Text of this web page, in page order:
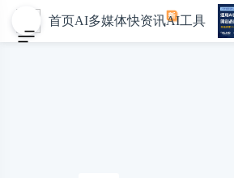
首页AI多媒体快资讯AI工具